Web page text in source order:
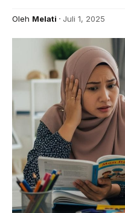
Oleh Melati Juli 1, 2025